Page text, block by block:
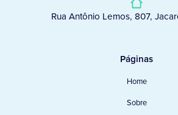
Rua Antônio Lemos, 807,
Páginas
Home
Sobre